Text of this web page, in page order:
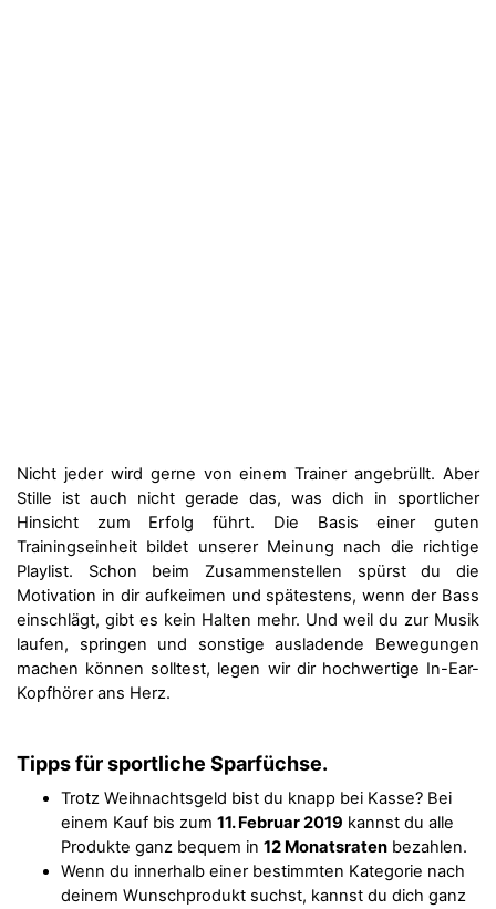
Nicht jeder wird gerne von einem Trainer angebrüllt. Aber
Stille ist auch nicht gerade das, was dich in sportlicher
Hinsicht zum Erfolg führt. Die Basis einer guten
Trainingseinheit bildet unserer Meinung nach die richtige
Playlist. Schon beim Zusammenstellen spürst du die
Motivation in dir aufkeimen und spätestens, wenn der Bass
einschlägt, gibt es kein Halten mehr. Und weil du zur Musik
laufen, springen und sonstige ausladende Bewegungen
machen können solltest, legen wir dir hochwertige In-Ear-
Kopfhörer ans Herz.
Tipps für sportliche Sparfüchse.
Trotz Weihnachtsgeld bist du knapp bei Kasse? Bei
einem Kauf bis zum 11. Februar 2019 kannst du alle
Produkte ganz bequem in 12 Monatsraten bezahlen.
Wenn du innerhalb einer bestimmten Kategorie nach
deinem Wunschprodukt suchst, kannst du dich ganz